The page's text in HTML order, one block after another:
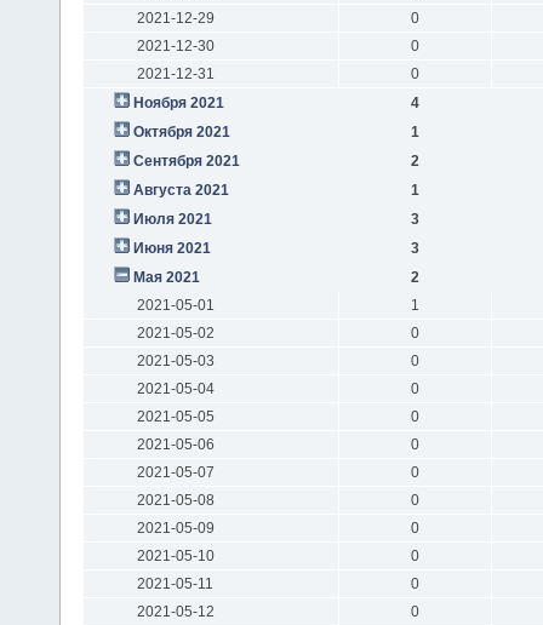
2021-12-29
0
2021-12-30
0
2021-12-31
0
Ноября 2021
4
Октября 2021
1
Сентября 2021
2
Августа 2021
1
Июля 2021
3
Июня 2021
3
Мая 2021
2
2021-05-01
1
2021-05-02
0
2021-05-03
0
2021-05-04
0
2021-05-05
0
2021-05-06
0
2021-05-07
0
2021-05-08
0
2021-05-09
0
2021-05-10
0
2021-05-11
0
2021-05-12
0